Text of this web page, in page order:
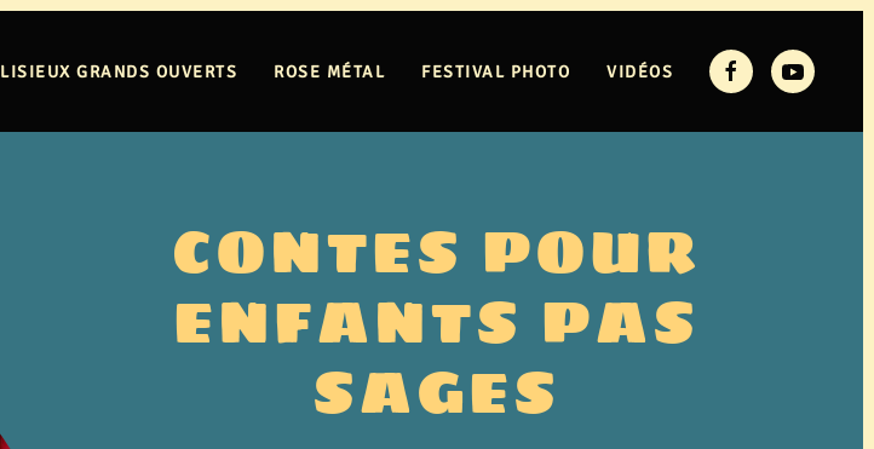
LISIEUX GRANDS OUVERTS ROSE MÉTAL FESTIVAL PHOTO VIDÉOS
CONTES POUR
ENFANTS PAS
SAGES